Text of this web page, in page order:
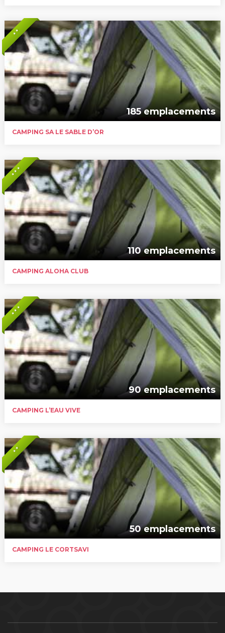
* *
185 emplacements
CAMPING SA LE SABLE D’OR
* * *
110 emplacements
CAMPING ALOHA CLUB
* * *
90 emplacements
CAMPING L’EAU VIVE
* *
50 emplacements
CAMPING LE CORTSAVI